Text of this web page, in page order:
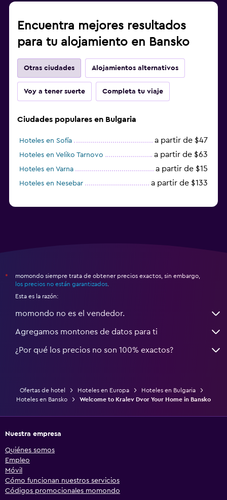
Encuentra mejores resultados
para tu alojamiento en Bansko
Otras ciudades Alojamientos alternativos
Voy a tener suerte Completa tu viaje
Ciudades populares en Bulgaria
Hoteles en Sofía a partir de $47
Hoteles en Veliko Tarnovo a partir de $63
Hoteles en Varna a partir de $15
Hoteles en Nesebar a partir de $133
*
momondo siempre trata de obtener precios exactos, sin embargo,
los precios no están garantizados
Esta es la razón:
momondo no es el vendedor.
Agregamos montones de datos para ti
¿Por qué los precios no son 100% exactos?
Ofertas de hotel Hoteles en Europa
Hoteles en Bulgaria
Hoteles en Bansko
Welcome to Kralev Dvor Your Home in Bansko
Nuestra empresa
Quiénes somos
Empleo
Móvil
Cómo funcionan nuestros servicios
Códigos promocionales momondo